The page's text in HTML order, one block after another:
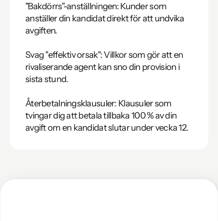
"Bakdörrs"-anställningen: Kunder som
anställer din kandidat direkt för att undvika
avgiften.
Svag "effektiv orsak": Villkor som gör att en
rivaliserande agent kan sno din provision i
sista stund.
Återbetalningsklausuler: Klausuler som
tvingar dig att betala tillbaka 100 % av din
avgift om en kandidat slutar under vecka 12.